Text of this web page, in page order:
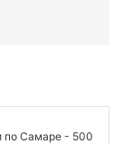
по Самаре - 500